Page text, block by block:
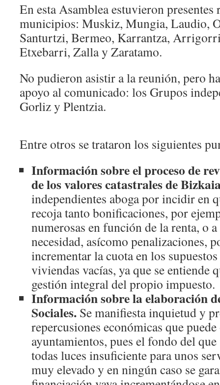
En esta Asamblea estuvieron presentes
municipios: Muskiz, Mungia, Laudio,
Santurtzi, Bermeo, Karrantza,
Etxebarri, Zalla y Zaratamo.
No pudieron asistir a la reunión, pero
apoyo al comunicado: los Grupos
Gorliz y Plentzia.
Entre otros se trataron los siguientes
Información sobre el proceso de
de los valores catastrales de
independientes aboga por incidir en
recoja tanto bonificaciones, por
numerosas en función de la renta, o
necesidad, asícomo penalizaciones,
incrementar la cuota en los
viviendas vacías, ya que se entiende
gestión integral del propio impuesto.
Información sobre la elaboración
Sociales. Se manifiesta inquietud y
repercusiones económicas que
ayuntamientos, pues el fondo del que
todas luces insuficiente para unos
muy elevado y en ningún caso se